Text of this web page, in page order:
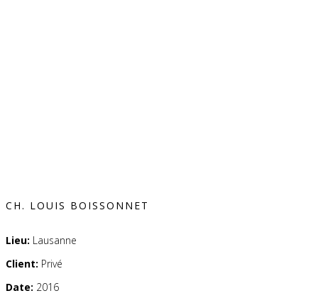
CH. LOUIS BOISSONNET
Lieu: Lausanne
Client: Privé
Date: 2016